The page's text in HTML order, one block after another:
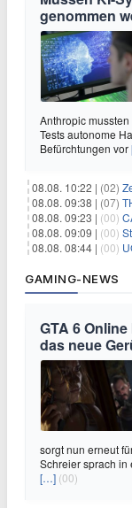
genommen
Anthropic
Tests autonome
Befürchtungen vor
08.08. 10:22 | (02)
08.08. 09:38 | (07)
08.08. 09:23 | (00)
08.08. 09:09 | (00)
08.08. 08:44 | (00)
GAMING-NEWS
GTA 6
das neue
sorgt nun erneut
Schreier sprach in
[…] (00)